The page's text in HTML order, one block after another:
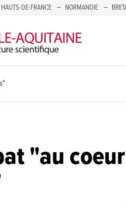
HAUTS-DE-FRANCE NORMANDIE
"au